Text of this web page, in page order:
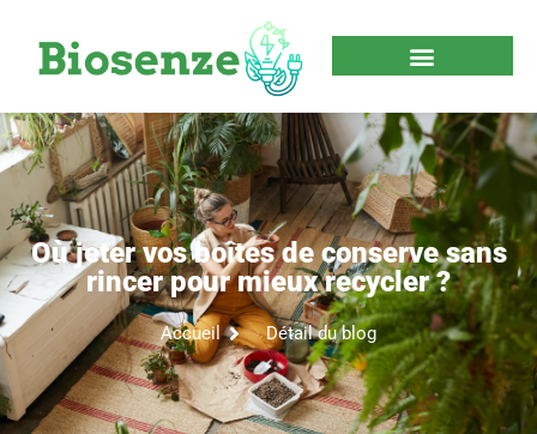
Où jeter vos boîtes de conserve sans
rincer pour mieux recycler ?
Accueil Détail du blog